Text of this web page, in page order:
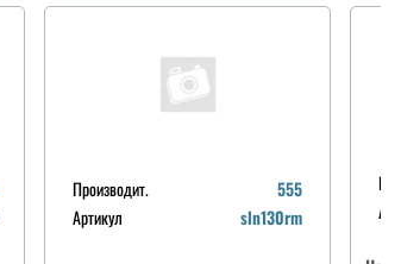
Производит.
555
Артикул
sln130rm